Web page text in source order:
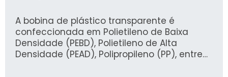
A bobina de plástico transparente é
confeccionada em Polietileno de Baixa
Densidade (PEBD), Polietileno de Alta
Densidade (PEAD), Polipropileno (PP), entre